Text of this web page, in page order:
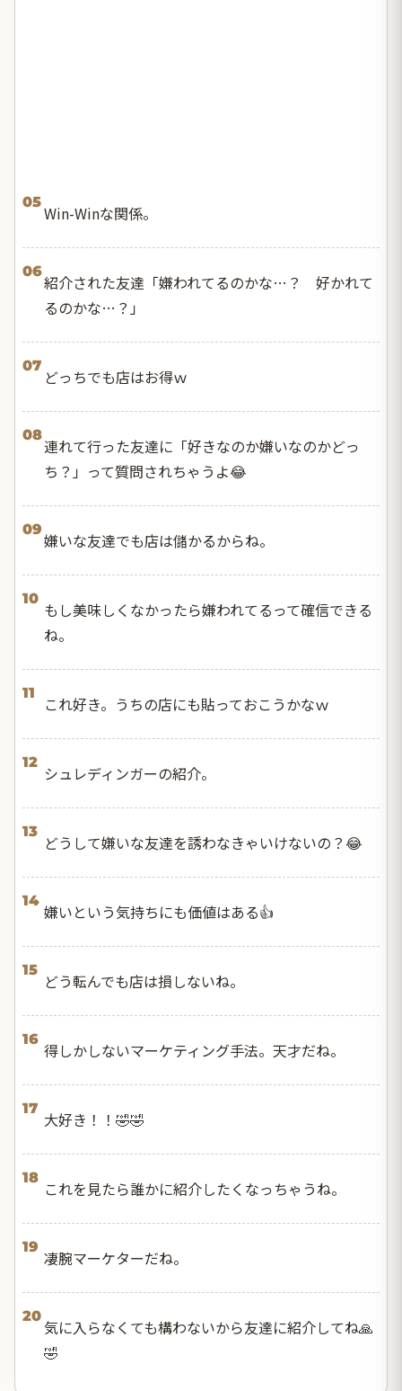
05
Win-Winな関係。
06
紹介された友達「嫌われてるのかな…？ 好かれて
るのかな…？」
07
どっちでも店はお得ｗ
08
連れて行った友達に「好きなのか嫌いなのかどっ
ち？」って質問されちゃうよ😂
09
嫌いな友達でも店は儲かるからね。
10
もし美味しくなかったら嫌われてるって確信できる
ね。
11
これ好き。うちの店にも貼っておこうかなｗ
12
シュレディンガーの紹介。
13
どうして嫌いな友達を誘わなきゃいけないの？😂
14
嫌いという気持ちにも価値はある👍
15
どう転んでも店は損しないね。
16
得しかしないマーケティング手法。天才だね。
17
大好き！！🤣🤣
18
これを見たら誰かに紹介したくなっちゃうね。
19
凄腕マーケターだね。
20
気に入らなくても構わないから友達に紹介してね🙏
🤣